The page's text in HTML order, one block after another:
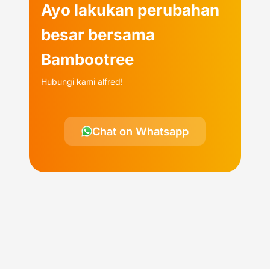
Ayo lakukan perubahan
besar bersama
Bambootree
Hubungi kami alfred!
Chat on Whatsapp